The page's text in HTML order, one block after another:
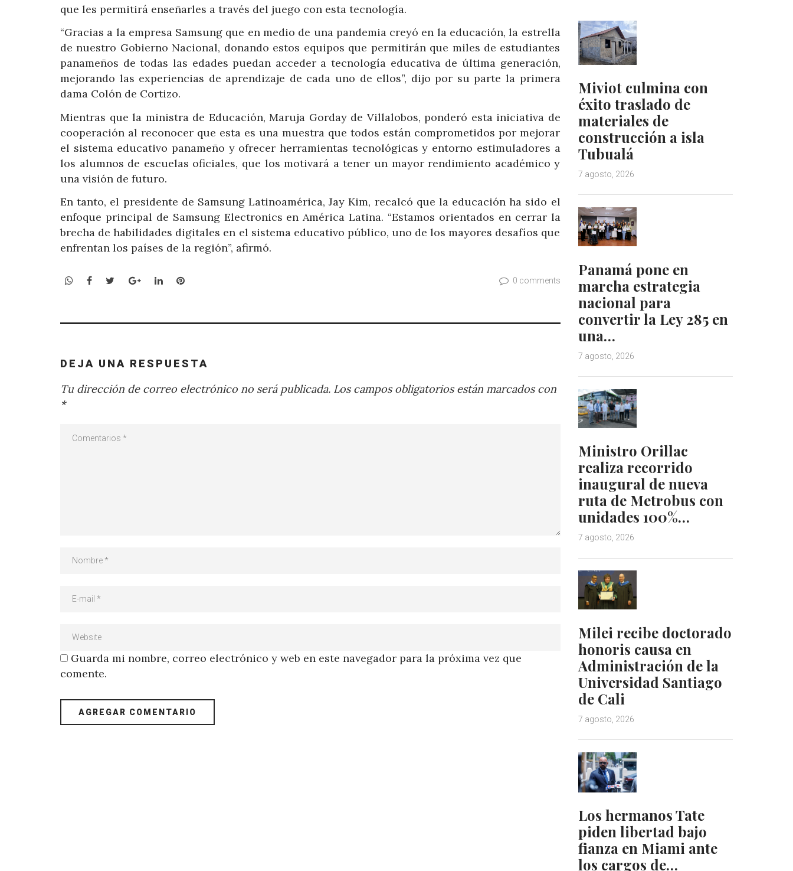
que les permitirá enseñarles a través del juego con esta tecnología.
“Gracias a la empresa Samsung que en medio de una pandemia creyó en la educación, la estrella
de nuestro Gobierno Nacional, donando estos equipos que permitirán que miles de estudiantes
panameños de todas las edades puedan acceder a tecnología educativa de última generación,
mejorando las experiencias de aprendizaje de cada uno de ellos”, dijo por su parte la primera
dama Colón de Cortizo.
Mientras que la ministra de Educación, Maruja Gorday de Villalobos, ponderó esta iniciativa de
cooperación al reconocer que esta es una muestra que todos están comprometidos por mejorar
el sistema educativo panameño y ofrecer herramientas tecnológicas y entorno estimuladores a
los alumnos de escuelas oficiales, que los motivará a tener un mayor rendimiento académico y
una visión de futuro.
En tanto, el presidente de Samsung Latinoamérica, Jay Kim, recalcó que la educación ha sido el
enfoque principal de Samsung Electronics en América Latina. “Estamos orientados en cerrar la
brecha de habilidades digitales en el sistema educativo público, uno de los mayores desafíos que
enfrentan los países de la región”, afirmó.
WhatsApp
Facebook
TwitterGoogle+LinkedInPinterest 0 comments
DEJA UNA RESPUESTA
Tu dirección de correo electrónico no será publicada. Los campos obligatorios están marcados con
*
Guarda mi nombre, correo electrónico y web en este navegador para la próxima vez que
comente.
Miviot culmina con
éxito traslado de
materiales de
construcción a isla
Tubualá
7 agosto, 2026
Panamá pone en
marcha estrategia
nacional para
convertir la Ley 285 en
una…
7 agosto, 2026
Ministro Orillac
realiza recorrido
inaugural de nueva
ruta de Metrobus con
unidades 100%…
7 agosto, 2026
Milei recibe doctorado
honoris causa en
Administración de la
Universidad Santiago
de Cali
7 agosto, 2026
Los hermanos Tate
piden libertad bajo
fianza en Miami ante
los cargos de…